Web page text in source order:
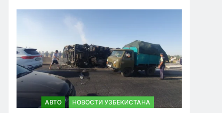
АВТО НОВОСТИ УЗБЕКИСТАНА